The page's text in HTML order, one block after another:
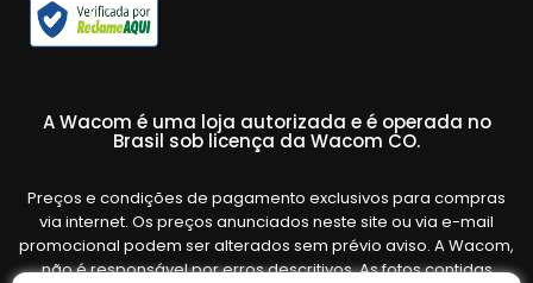
A Wacom é uma loja autorizada e é operada no
Brasil sob licença da Wacom CO.
Preços e condições de pagamento exclusivos para compras
via internet. Os preços anunciados neste site ou via e-mail
promocional podem ser alterados sem prévio aviso. A Wacom,
não é responsável por erros descritivos. As fotos contidas